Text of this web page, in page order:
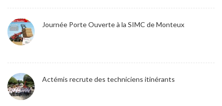
Journée Porte Ouverte à la SIMC de Monteux
Actémis recrute des techniciens itinérants